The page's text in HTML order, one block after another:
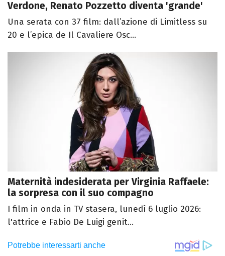
Verdone, Renato Pozzetto diventa 'grande'
Una serata con 37 film: dall’azione di Limitless su
20 e l’epica de Il Cavaliere Osc...
Maternità indesiderata per Virginia Raffaele:
la sorpresa con il suo compagno
I film in onda in TV stasera, lunedì 6 luglio 2026:
l'attrice e Fabio De Luigi genit...